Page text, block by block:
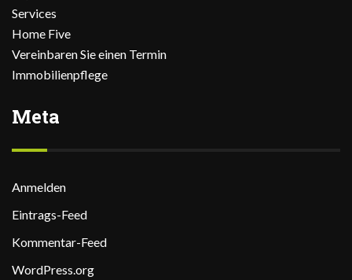
Services
Home Five
Vereinbaren Sie einen Termin
Immobilienpflege
Meta
Anmelden
Eintrags-Feed
Kommentar-Feed
WordPress.org